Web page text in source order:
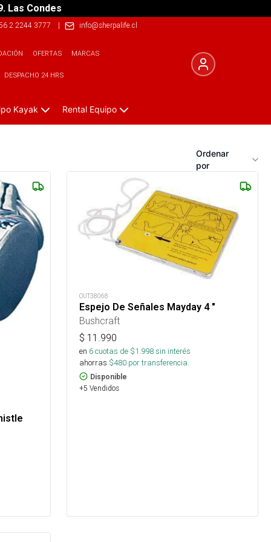
Las Condes
2 2244 3777 | info@sherpalife.cl
OFERTAS MARCAS
DESPACHO 24 HRS
Kayak Rental Equipo
Ordenar
por
OUT38068
Espejo De Señales Mayday 4 "
Bushcraft
$ 11.990
en 6cuotas de $1.998sin interés
ahorras $480 por transferencia.
Disponible
+5 Vendidos